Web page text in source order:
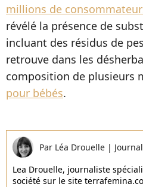
millions de
révélé la présence de
incluant des résidus de
retrouve dans les
composition de plusieurs
pour bébés.
Par Léa Drouelle |
Lea Drouelle, journaliste
société sur le site